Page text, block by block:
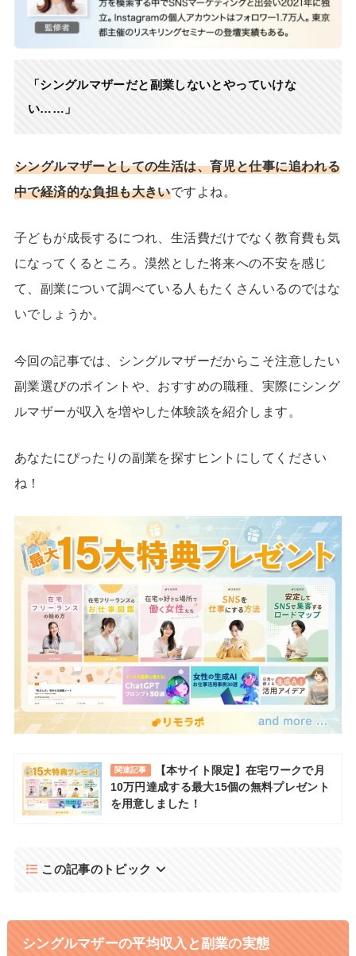
「シングルマザーだと副業しないとやっていけな
い……」
シングルマザーとしての生活は、育児と仕事に追われる
中で経済的な負担も大きいですよね。
子どもが成長するにつれ、生活費だけでなく教育費も気
になってくるところ。漠然とした将来への不安を感じ
て、副業について調べている人もたくさんいるのではな
いでしょうか。
今回の記事では、シングルマザーだからこそ注意したい
副業選びのポイント や、 おすすめの職種 、実際にシング
ルマザーが収入を増やした体験談を紹介します。
あなたにぴったりの副業を探すヒントにしてください
ね！
関連記事
【本サイト限定】在宅ワークで月
10万円達成する最大15個の無料プレゼント
を用意しました！
この記事のトピック
シングルマザーの平均収入と副業の実態